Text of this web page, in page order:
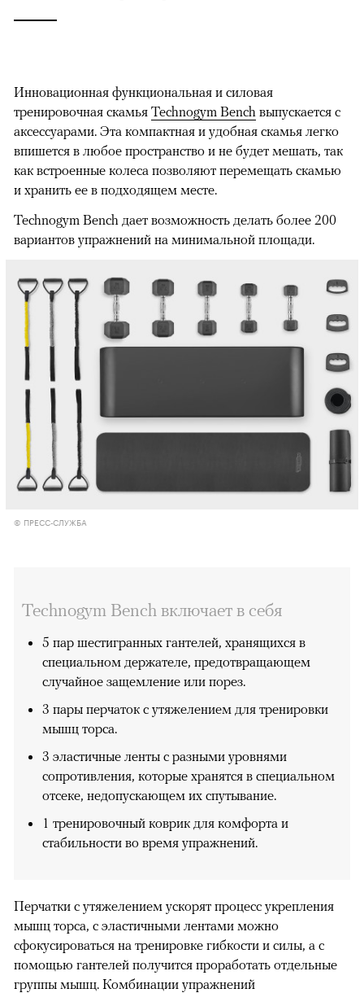
Инновационная функциональная и силовая
тренировочная скамья Technogym Bench выпускается с
аксессуарами. Эта компактная и удобная скамья легко
впишется в любое пространство и не будет мешать, так
как встроенные колеса позволяют перемещать скамью
и хранить ее в подходящем месте.
Technogym Bench дает возможность делать более 200
вариантов упражнений на минимальной площади.
© ПРЕСС-СЛУЖБА
00:00
Technogym Bench включает в себя
5 пар шестигранных гантелей, хранящихся в
специальном держателе, предотвращающем
случайное защемление или порез.
3 пары перчаток с утяжелением для тренировки
мышц торса.
3 эластичные ленты с разными уровнями
сопротивления, которые хранятся в специальном
отсеке, недопускающем их спутывание.
1 тренировочный коврик для комфорта и
стабильности во время упражнений.
Перчатки с утяжелением ускорят процесс укрепления
мышц торса, с эластичными лентами можно
сфокусироваться на тренировке гибкости и силы, а с
помощью гантелей получится проработать отдельные
группы мышц. Комбинации упражнений